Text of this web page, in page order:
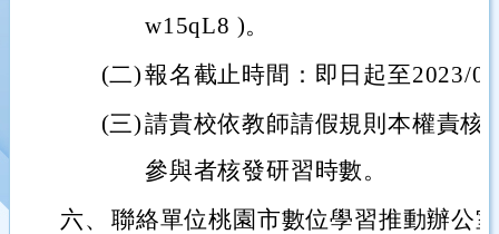
w15qL8 )。
(二)報名截止時間：即日起至2023/
(三)請貴校依教師請假規則本權責核
參與者核發研習時數。
六、 聯絡單位桃園市數位學習推動辦公